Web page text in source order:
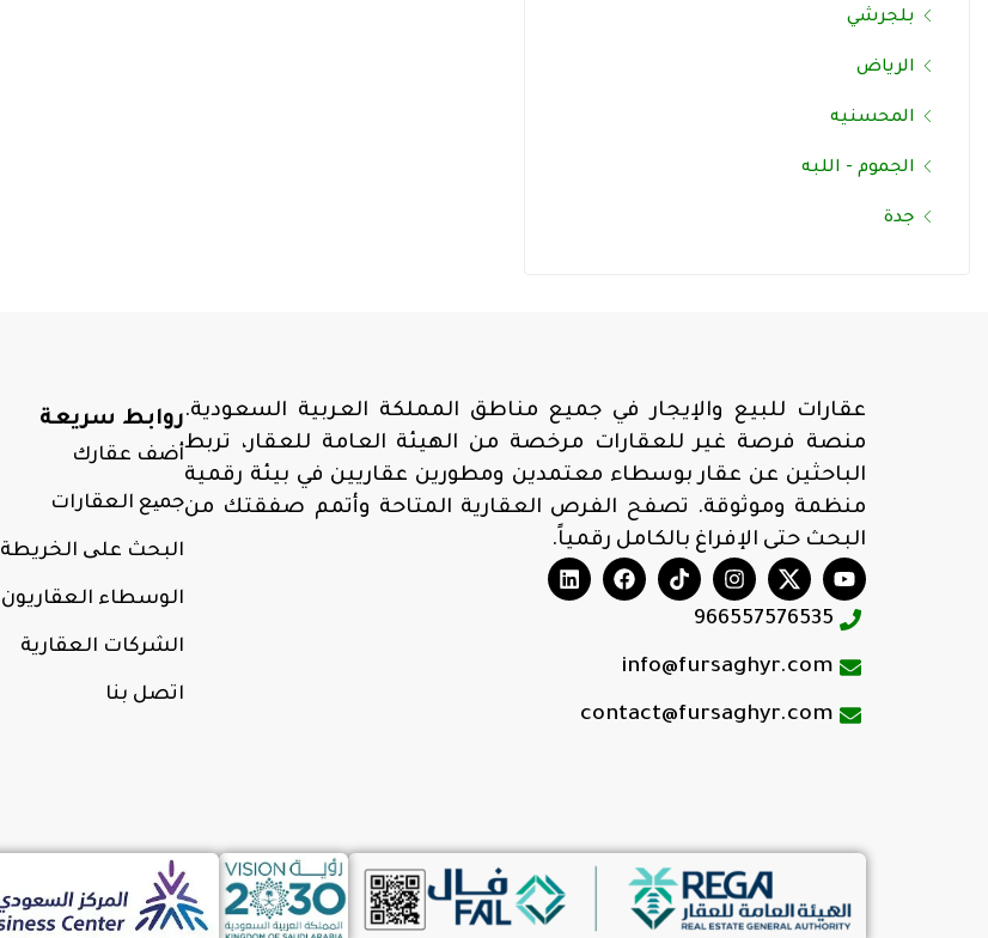
بلجرشي
الرياض
المحسنيه
الجموم - اللبه
جدة
عقارات للبيع والإيجار في جميع مناطق المملكة العربية السعودية.
منصة فرصة غير للعقارات مرخصة من الهيئة العامة للعقار، تربط
الباحثين عن عقار بوسطاء معتمدين ومطورين عقاريين في بيئة رقمية
منظمة وموثوقة. تصفح الفرص العقارية المتاحة وأتمم صفقتك من
البحث حتى الإفراغ بالكامل رقمياً.
966557576535
info@fursaghyr.com
contact@fursaghyr.com
روابط سريعة
أضف عقارك
جمیع العقارات
البحث علی الخريطة
الوسطاء العقاريون
الشركات العقارية
اتصل بنا